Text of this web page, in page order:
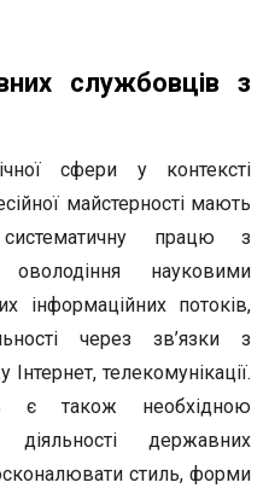
службовців з
сфери у контексті
майстерності мають
працю з
оволодіння науковими
інформаційних потоків,
через зв’язки з
телекомунікації.
є також необхідною
державних
стиль, форми